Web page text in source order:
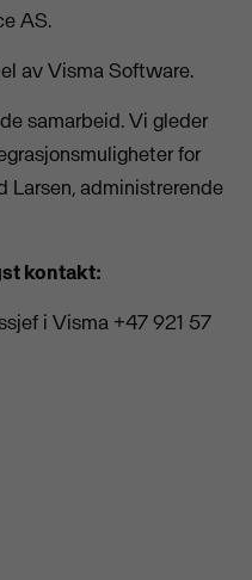
AS.
av Visma Software.
samarbeid. Vi gleder
for
Larsen, administrerende
kontakt:
i Visma +47 921 57